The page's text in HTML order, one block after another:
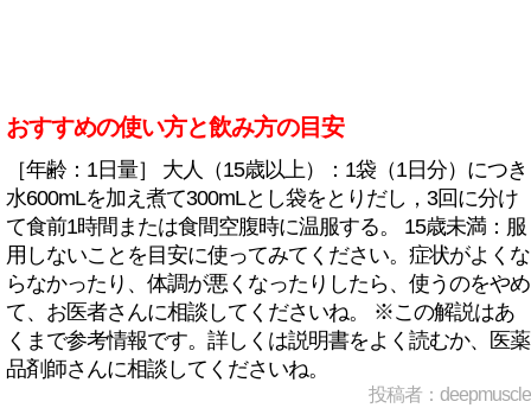
おすすめの使い方と飲み方の目安
［年齢：1日量］ 大人（15歳以上）：1袋（1日分）につき
水600mLを加え煮て300mLとし袋をとりだし，3回に分け
て食前1時間または食間空腹時に温服する。 15歳未満：服
用しないことを目安に使ってみてください。症状がよくな
らなかったり、体調が悪くなったりしたら、使うのをやめ
て、お医者さんに相談してくださいね。 ※この解説はあ
くまで参考情報です。詳しくは説明書をよく読むか、医薬
品剤師さんに相談してくださいね。
投稿者：deepmuscle